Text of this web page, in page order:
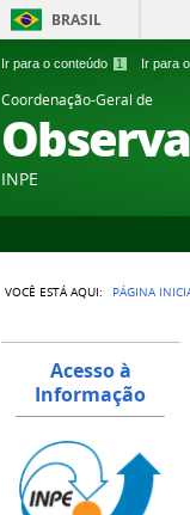
Ir para o conteúdo 1 Ir para
BRASIL
Coordenação-Geral de
INPE
VOCÊ ESTÁ AQUI: PÁGINA
Acesso à
Informação